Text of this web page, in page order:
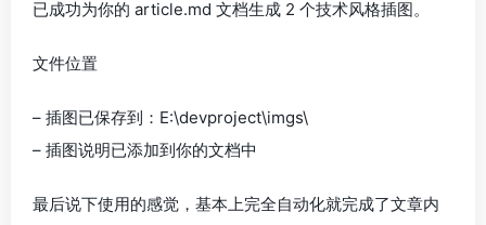
已成功为你的 article.md 文档生成 2 个技术风格插图。
文件位置
– 插图已保存到：E:\devproject\imgs\
– 插图说明已添加到你的文档中
最后说下使用的感觉，基本上完全自动化就完成了文章内